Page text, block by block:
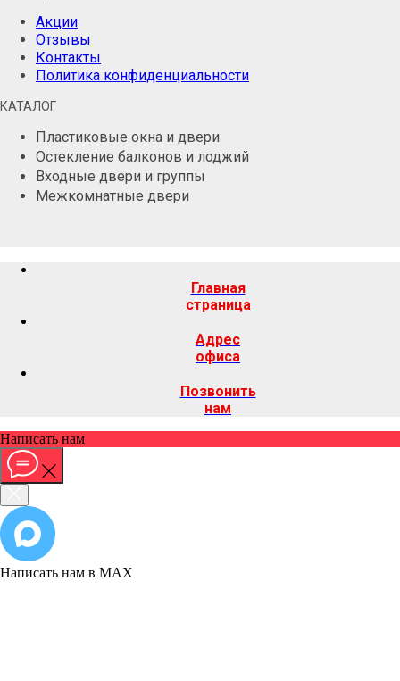
Акции
Отзывы
Контакты
Политика конфиденциальности
КАТАЛОГ
Пластиковые окна и двери
Остекление балконов и лоджий
Входные двери и группы
Межкомнатные двери
Главная
страница
Адрес
офиса
Позвонить
нам
Написать нам
Написать нам в MAX